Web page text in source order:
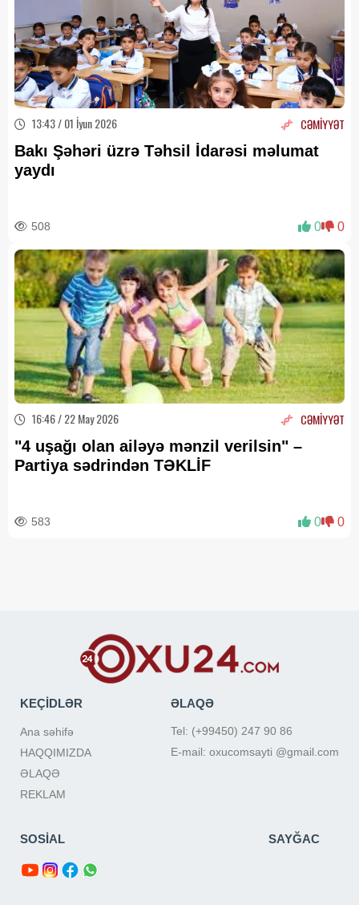
13:43 / 01 İyun 2026 CƏMİYYƏT
Bakı Şəhəri üzrə Təhsil İdarəsi məlumat
yaydı
508 0 0
16:46 / 22 May 2026 CƏMİYYƏT
"4 uşağı olan ailəyə mənzil verilsin" –
Partiya sədrindən TƏKLİF
583 0 0
KEÇİDLƏR
Ana səhifə
HAQQIMIZDA
ƏLAQƏ
REKLAM
ƏLAQƏ
Tel: (+99450) 247 90 86
E-mail: oxucomsayti @gmail.com
SOSİAL SAYĞAC